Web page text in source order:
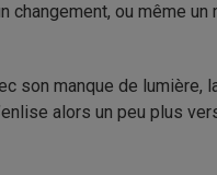
ou même
son manque de lumière,
alors un peu plus